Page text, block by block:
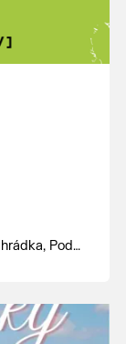
Pod